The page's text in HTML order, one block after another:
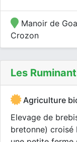
Manoir de
Crozon
Les
Agriculture
Elevage de
bretonne) croisé